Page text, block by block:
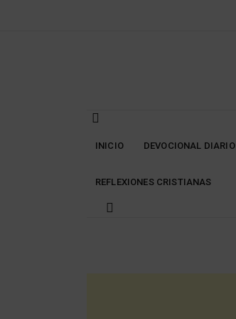
INICIO DEVOCIONAL DIARIO
REFLEXIONES CRISTIANAS